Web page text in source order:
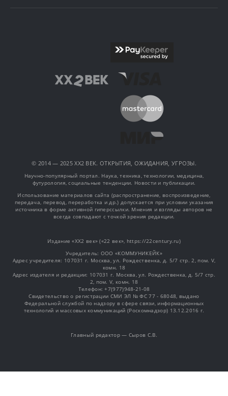
© 2014 — 2025 XX2 ВЕК. ОТКРЫТИЯ, ОЖИДАНИЯ, УГРОЗЫ.
Научно-популярный портал. Наука, техника, технологии, медицина,
футурология, социальные тенденции. Новости и публикации.
Использование материалов сайта (распространение, воспроизведение,
передача, перевод, переработка и др.) допускается при условии указания
источника в форме активной гиперссылки. Мнения и взгляды авторов не
всегда совпадают с точкой зрения редакции.
Издание «XX2 век» («22 век», https://22century.ru)
Учредитель: OOO «КОММУНИКЕЙК»
Адрес учредителя: 107031 г. Москва, ул. Рождественка, д. 5/7 стр. 2, пом. V,
комн. 18
Адрес издателя и редакции: 107031 г. Москва, ул. Рождественка, д. 5/7 стр.
2, пом. V, комн. 18
Телефон: +7(977)948-21-08
Свидетельство о регистрации СМИ ЭЛ № ФС 77 - 68048, выдано
Федеральной службой по надзору в сфере связи, информационных
технологий и массовых коммуникаций (Роскомнадзор) 13.12.2016 г.
Главный редактор — Сыров С.В.